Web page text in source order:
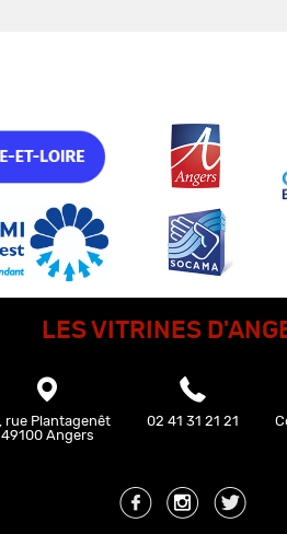
LES VITRINES
rue Plantagenêt
49100 Angers
02 41 31 21 21